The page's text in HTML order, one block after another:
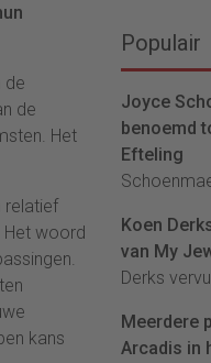
de
de
Het
relatief
Het woord
kans
Populair
Joyce
benoemd
Efteling
Koen
van My
Derks
Meerdere
Arcadis in